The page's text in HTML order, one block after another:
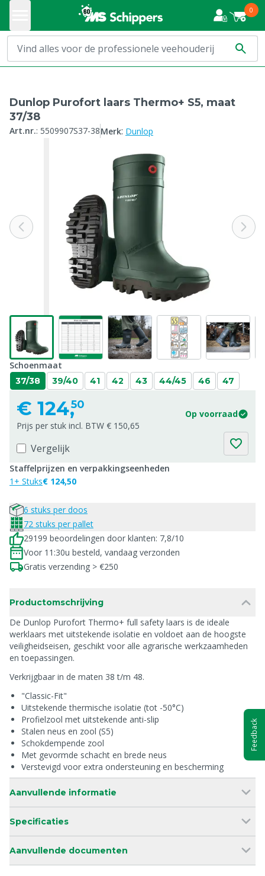
0
Dunlop Purofort laars Thermo+ S5, maat
37/38
Art.nr.: 5509907S37-38Merk: Dunlop
Schoenmaat
37/38 39/40 41 42 43 44/45 46 47
€ 124,50
Op voorraad
Prijs per stuk incl. BTW € 150,65
Vergelijk
Staffelprijzen en verpakkingseenheden
1+ Stuks€ 124,50
6 stuks per doos
72 stuks per pallet
29199 beoordelingen door klanten: 7,8/10
Voor 11:30u besteld, vandaag verzonden
Gratis verzending > €250
Productomschrijving
De Dunlop Purofort Thermo+ full safety laars is de ideale
werklaars met uitstekende isolatie en voldoet aan de hoogste
veiligheidseisen, geschikt voor alle agrarische werkzaamheden
en toepassingen.
Verkrijgbaar in de maten 38 t/m 48.
"Classic-Fit"
Uitstekende thermische isolatie (tot -50°C)
Profielzool met uitstekende anti-slip
Stalen neus en zool (S5)
Schokdempende zool
Met gevormde schacht en brede neus
Verstevigd voor extra ondersteuning en bescherming
Aanvullende informatie
Specificaties
Aanvullende documenten
Feedback